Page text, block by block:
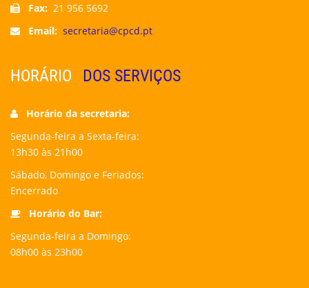
Fax: 21 956 5692
Email: secretaria@cpcd.pt
HORÁRIO DOS SERVIÇOS
Horário da secretaria:
Segunda-feira a Sexta-feira:
13h30 às 21h00
Sábado, Domingo e Feriados:
Encerrado
Horário do Bar:
Segunda-feira a Domingo:
08h00 às 23h00